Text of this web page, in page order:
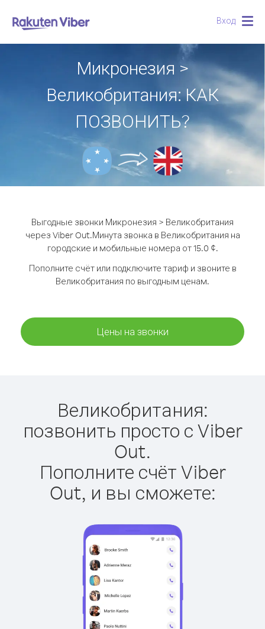
Вход
Микронезия >
Великобритания: КАК
ПОЗВОНИТЬ?
Выгодные звонки Микронезия > Великобритания
через Viber Out.Минута звонка в Великобритания на
городские и мобильные номера от 15.0 ¢.
Пополните счёт или подключите тариф и звоните в
Великобритания по выгодным ценам.
Цены на звонки
Великобритания:
позвонить просто с Viber
Out.
Пополните счёт Viber
Out, и вы сможете: